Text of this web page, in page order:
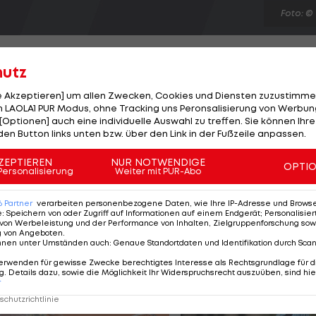
Foto: ©
Frenkie Schinkels verlässt den ORF per sofort und
die TV-Direktorin der Küniglberger am Dienstag
einen exklusiven Drei-Jahres-Vertrag unterschrieben
"Ein klassischer Transfer, leider ohne Ablöse",
die UEFA Champions League.
Akzeptieren] um allen Zwecken, Cookies und Diensten
PUR Modus, ohne Tracking uns Peronsalisierung von
auch eine individuelle Auswahl zu treffen. Sie können
Button links unten bzw. über den Link in der Fußzeile anpassen.
NUR NOTWENDIGE
Weiter mit PUR-Abo
Partner verarbeiten personenbezogene Daten, wie Ihre IP-Adresse und
: Speichern von oder Zugriff auf Informationen auf einem Endgerät;
Werbeleistung und der Performance von Inhalten, Zielgruppenforschung
von Angeboten
unter Umständen auch: Genaue Standortdaten und Identifikation durch
für gewisse Zwecke berechtigtes Interesse als Rechtsgrundlage für
Details dazu, sowie die Möglichkeit Ihr Widerspruchsrecht auszuüben, sind